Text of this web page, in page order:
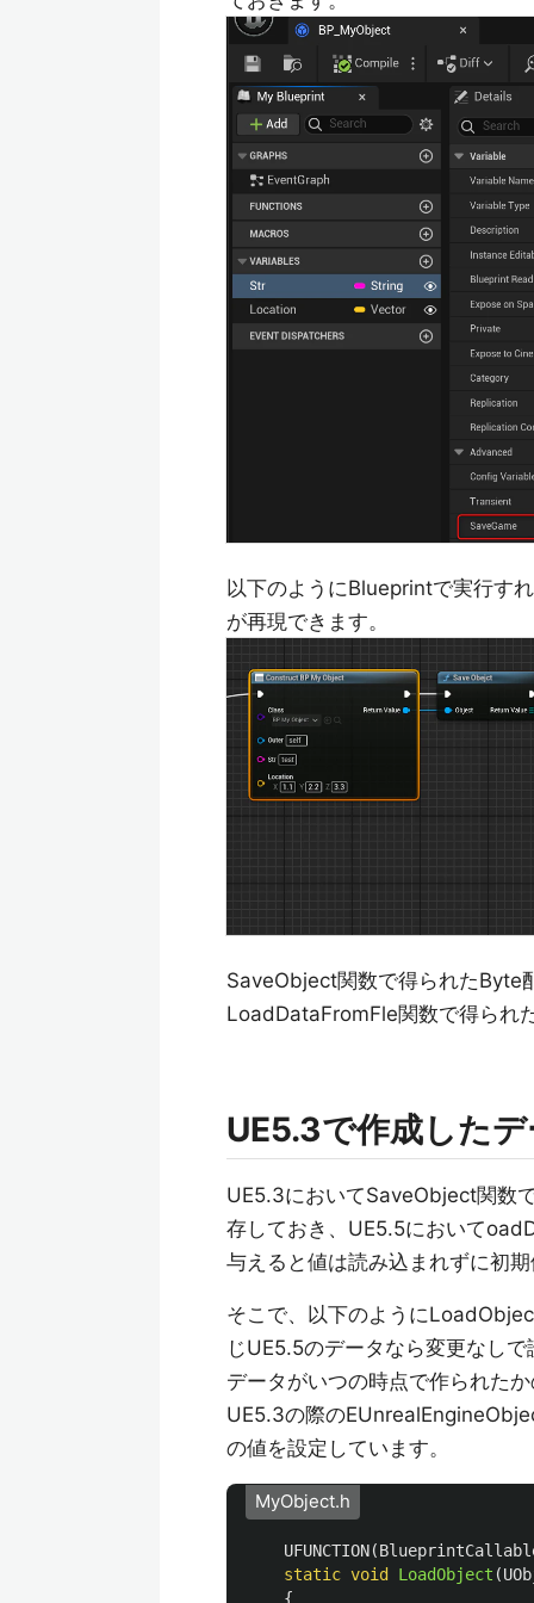
以下のようにBlueprintで実行す
が再現できます。
SaveObject関数で得られたByte
LoadDataFromFle関数で得られ
UE5.3で作成した
UE5.3においてSaveObject関数
存しておき、UE5.5において
与えると値は読み込まれずに初
そこで、以下のように
じUE5.5のデータなら変更なし
データがいつの時点で作られた
UE5.3の際の
の値を設定しています。
MyObject.h
UFUNCTION(
static void LoadObject (
{